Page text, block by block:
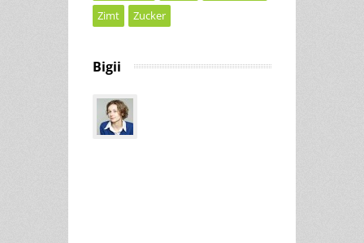
Zimt Zucker
Bigii